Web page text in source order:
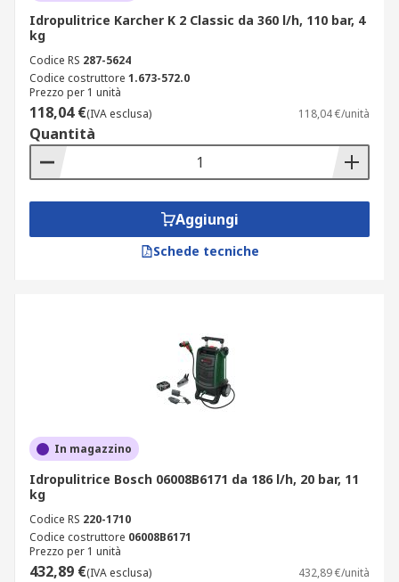
Idropulitrice Karcher K 2 Classic da 360 l/h, 110 bar, 4
kg
Codice RS 287-5624
Codice costruttore 1.673-572.0
Prezzo per 1 unità
118,04 €(IVA esclusa) 118,04 €/unità
Quantità
Aggiungi
Schede tecniche
In magazzino
Idropulitrice Bosch 06008B6171 da 186 l/h, 20 bar, 11
kg
Codice RS 220-1710
Codice costruttore 06008B6171
Prezzo per 1 unità
432,89 €(IVA esclusa) 432,89 €/unità